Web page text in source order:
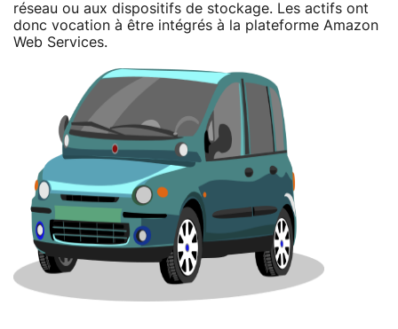
réseau ou aux dispositifs de stockage. Les actifs ont
donc vocation à être intégrés à la plateforme Amazon
Web Services.